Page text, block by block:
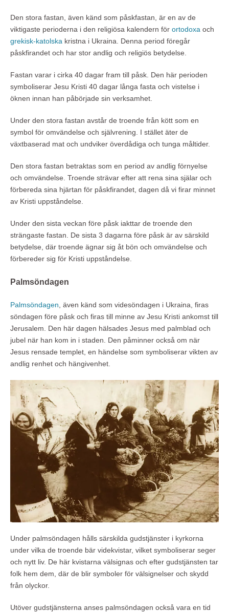
Den stora fastan, även känd som påskfastan, är en av de
viktigaste perioderna i den religiösa kalendern för ortodoxa och
grekisk-katolska kristna i Ukraina. Denna period föregår
påskfirandet och har stor andlig och religiös betydelse.
Fastan varar i cirka 40 dagar fram till påsk. Den här perioden
symboliserar Jesu Kristi 40 dagar långa fasta och vistelse i
öknen innan han påbörjade sin verksamhet.
Under den stora fastan avstår de troende från kött som en
symbol för omvändelse och självrening. I stället äter de
växtbaserad mat och undviker överdådiga och tunga måltider.
Den stora fastan betraktas som en period av andlig förnyelse
och omvändelse. Troende strävar efter att rena sina själar och
förbereda sina hjärtan för påskfirandet, dagen då vi firar minnet
av Kristi uppståndelse.
Under den sista veckan före påsk iakttar de troende den
strängaste fastan. De sista 3 dagarna före påsk är av särskild
betydelse, där troende ägnar sig åt bön och omvändelse och
förbereder sig för Kristi uppståndelse.
Palmsöndagen
Palmsöndagen , även känd som videsöndagen i Ukraina, firas
söndagen före påsk och firas till minne av Jesu Kristi ankomst till
Jerusalem. Den här dagen hälsades Jesus med palmblad och
jubel när han kom in i staden. Den påminner också om när
Jesus rensade templet, en händelse som symboliserar vikten av
andlig renhet och hängivenhet.
Under palmsöndagen hålls särskilda gudstjänster i kyrkorna
under vilka de troende bär videkvistar, vilket symboliserar seger
och nytt liv. De här kvistarna välsignas och efter gudstjänsten tar
folk hem dem, där de blir symboler för välsignelser och skydd
från olyckor.
Utöver gudstjänsterna anses palmsöndagen också vara en tid